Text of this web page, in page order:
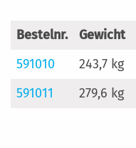
Bestelnr. Gewicht
591010
243,7 kg
591011
279,6 kg